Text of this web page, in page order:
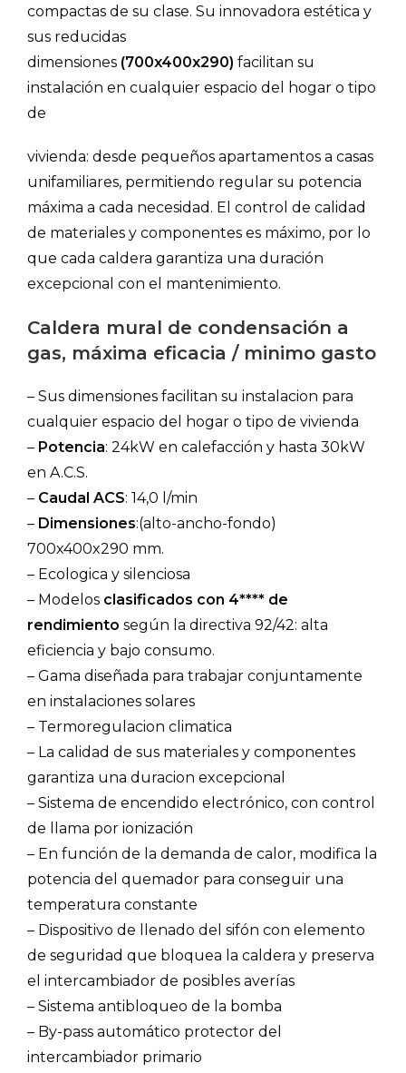
compactas de su clase. Su innovadora estética y
sus reducidas
dimensiones (700x400x290) facilitan su
instalación en cualquier espacio del hogar o tipo
de
vivienda: desde pequeños apartamentos a casas
unifamiliares, permitiendo regular su potencia
máxima a cada necesidad. El control de calidad
de materiales y componentes es máximo, por lo
que cada caldera garantiza una duración
excepcional con el mantenimiento.
Caldera mural de condensación a
gas, máxima eficacia / minimo gasto
– Sus dimensiones facilitan su instalacion para
cualquier espacio del hogar o tipo de vivienda
– Potencia: 24kW en calefacción y hasta 30kW
en A.C.S.
– Caudal ACS: 14,0 l/min
– Dimensiones:(alto-ancho-fondo)
700x400x290 mm.
– Ecologica y silenciosa
– Modelos clasificados con 4**** de
rendimiento según la directiva 92/42: alta
eficiencia y bajo consumo.
– Gama diseñada para trabajar conjuntamente
en instalaciones solares
– Termoregulacion climatica
– La calidad de sus materiales y componentes
garantiza una duracion excepcional
– Sistema de encendido electrónico, con control
de llama por ionización
– En función de la demanda de calor, modifica la
potencia del quemador para conseguir una
temperatura constante
– Dispositivo de llenado del sifón con elemento
de seguridad que bloquea la caldera y preserva
el intercambiador de posibles averías
– Sistema antibloqueo de la bomba
– By-pass automático protector del
intercambiador primario